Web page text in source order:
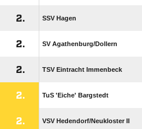
2. SSV Hagen
2. SV Agathenburg/​Dollern
2. TSV Eintracht Immenbeck
2. TuS 'Eiche' Bargstedt
2. VSV Hedendorf/​Neukloster II